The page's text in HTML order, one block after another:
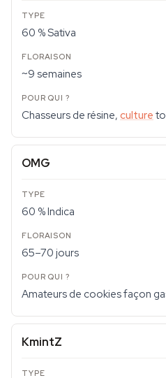
60 % Sativa
~9 semaines
Chasseurs de résine, culture
OMG
60 % Indica
65–70 jours
Amateurs de cookies façon
KmintZ